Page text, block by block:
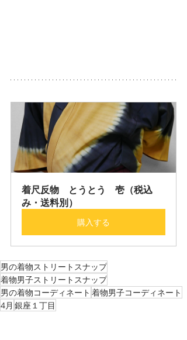
着尺反物　とうとう　壱（税込
み・送料別）
購入する
男の着物ストリートスナップ
着物男子ストリートスナップ
男の着物コーディネート 着物男子コーディネート
4月 銀座１丁目